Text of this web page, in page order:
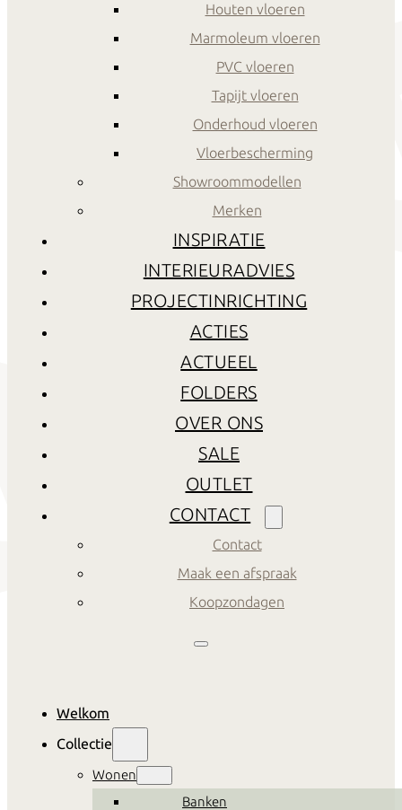
Houten vloeren
Marmoleum vloeren
PVC vloeren
Tapijt vloeren
Onderhoud vloeren
Vloerbescherming
Showroommodellen
Merken
INSPIRATIE
INTERIEURADVIES
PROJECTINRICHTING
ACTIES
ACTUEEL
FOLDERS
OVER ONS
SALE
OUTLET
CONTACT
Contact
Maak een afspraak
Koopzondagen
Welkom
Collectie
Wonen
Banken